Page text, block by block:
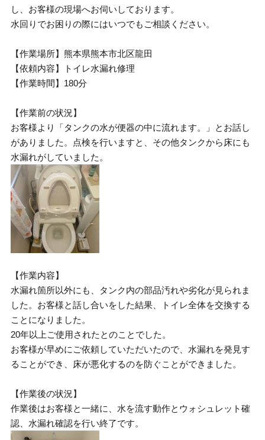
し、お客様の現場へお伺いしております。
水回りでお困りの際にはいつでもご相談ください。
【作業場所】熊本県熊本市北区龍田
【依頼内容】トイレ水漏れ修理
【作業時間】180分
【作業前の状況】
お客様より「タンクの水が便器の中に流れます。」とお話し
がありました。点検を行いますと、その他タンクから床にも
水漏れがしていました。
【作業内容】
水漏れ箇所以外にも、タンク内の部品汚れや劣化が見られま
した。お客様と話し合いをした結果、トイレ全体を交換する
ことになりました。
20年以上ご使用されたとのことでした。
お客様が早めにご依頼していただいたので、水漏れを発見す
ることができ、床が悪化するのを防ぐことができました。
【作業後の状況】
作業後はお客様と一緒に、水を流す動作とウォシュレット確
認、水漏れ確認を行い終了です。